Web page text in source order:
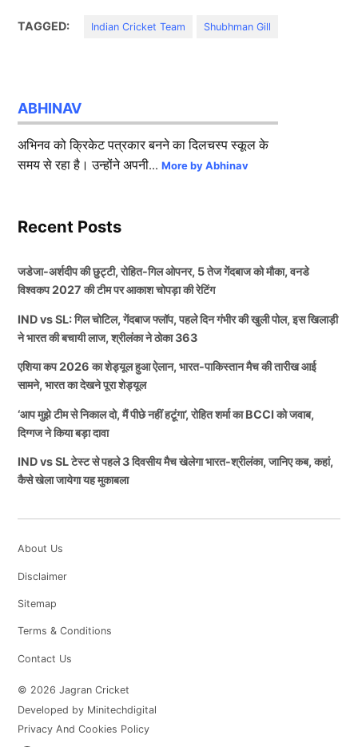
TAGGED: Indian Cricket Team Shubhman Gill
ABHINAV
अभिनव को क्रिकेट पत्रकार बनने का दिलचस्प स्कूल के
समय से रहा है। उन्होंने अपनी...More by Abhinav
Recent Posts
जडेजा-अर्शदीप की छुट्टी, रोहित-गिल ओपनर, 5 तेज गेंदबाज को मौका, वनडे
विश्वकप 2027 की टीम पर आकाश चोपड़ा की रेटिंग
IND vs SL: गिल चोटिल, गेंदबाज फ्लॉप, पहले दिन गंभीर की खुली पोल, इस खिलाड़ी
ने भारत की बचायी लाज, श्रीलंका ने ठोका 363
एशिया कप 2026 का शेड्यूल हुआ ऐलान, भारत-पाकिस्तान मैच की तारीख आई
सामने, भारत का देखने पूरा शेड्यूल
‘आप मुझे टीम से निकाल दो, मैं पीछे नहीं हटूंगा’, रोहित शर्मा का BCCI को जवाब,
दिग्गज ने किया बड़ा दावा
IND vs SL टेस्ट से पहले 3 दिवसीय मैच खेलेगा भारत-श्रीलंका, जानिए कब, कहां,
कैसे खेला जायेगा यह मुकाबला
About Us
Disclaimer
Sitemap
Terms & Conditions
Contact Us
© 2026 Jagran Cricket
Developed by Minitechdigital
Privacy And Cookies Policy